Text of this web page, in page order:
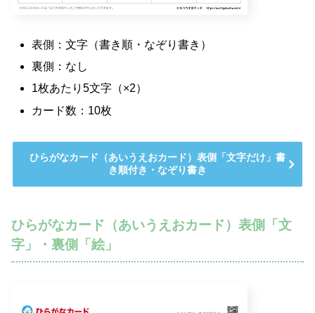
表側：文字（書き順・なぞり書き）
裏側：なし
1枚あたり5文字（×2）
カード数：10枚
ひらがなカード（あいうえおカード）表側「文字だけ」書
き順付き・なぞり書き
ひらがなカード（あいうえおカード）表側「文
字」・裏側「絵」